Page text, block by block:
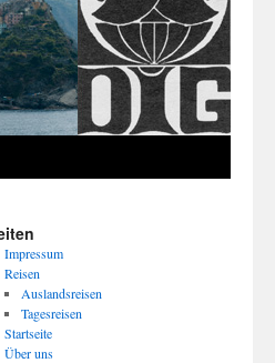
Impressum
Reisen
Auslandsreisen
Tagesreisen
Startseite
Über uns